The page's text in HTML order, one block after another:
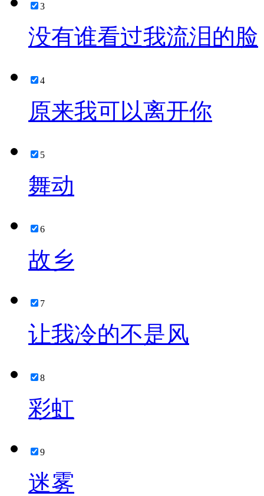
3
没有谁看过我流泪的脸
4
原来我可以离开你
5
舞动
6
故乡
7
让我冷的不是风
8
彩虹
9
迷雾